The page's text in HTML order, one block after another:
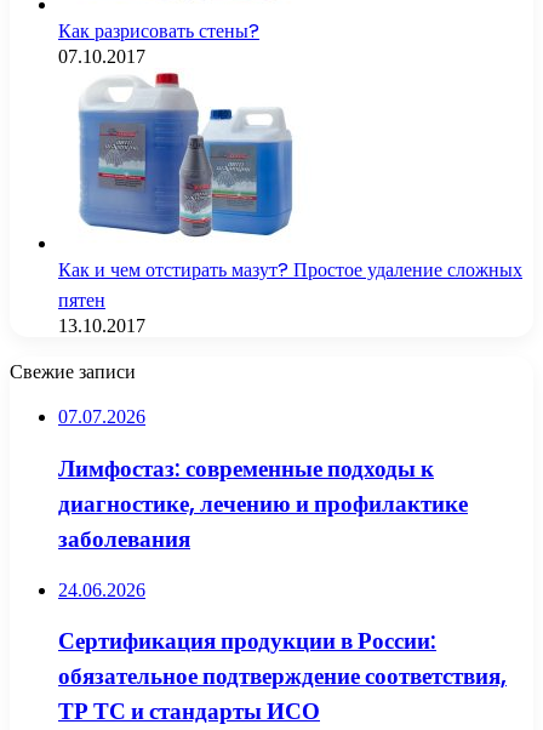
Как разрисовать стены?
07.10.2017
Как и чем отстирать мазут? Простое удаление сложных
пятен
13.10.2017
Свежие записи
07.07.2026
Лимфостаз: современные подходы к
диагностике, лечению и профилактике
заболевания
24.06.2026
Сертификация продукции в России:
обязательное подтверждение соответствия,
ТР ТС и стандарты ИСО